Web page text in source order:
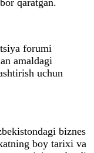
forumi
amaldagi
uchun
biznes
boy tarixi va